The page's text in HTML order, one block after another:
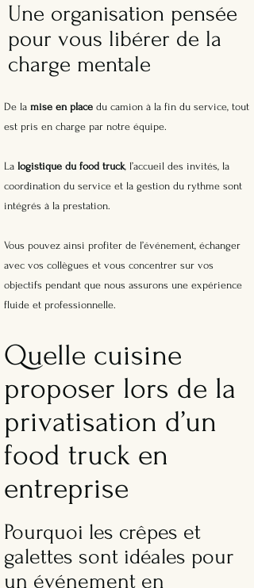
Une organisation pensée
pour vous libérer de la
charge mentale
De la mise en place du camion à la fin du service, tout
est pris en charge par notre équipe.
La logistique du food truck, l’accueil des invités, la
coordination du service et la gestion du rythme sont
intégrés à la prestation.
Vous pouvez ainsi profiter de l’événement, échanger
avec vos collègues et vous concentrer sur vos
objectifs pendant que nous assurons une expérience
fluide et professionnelle.
Quelle cuisine
proposer lors de la
privatisation d’un
food truck en
entreprise
Pourquoi les crêpes et
galettes sont idéales pour
un événement en